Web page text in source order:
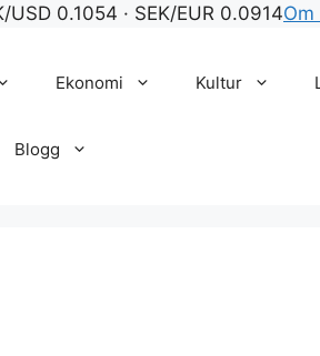
USD 0.1054 · SEK/EUR 0.0914Om
Ekonomi Kultur
Blogg